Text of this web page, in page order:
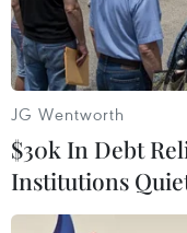
luật.
JG Wentworth
$30k In Debt
Institutions